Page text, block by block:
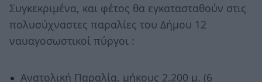
Συγκεκριμένα, και φέτος θα εγκατασταθούν στις
πολυσύχναστες παραλίες του Δήμου 12
ναυαγοσωστικοί πύργοι :
Ανατολική Παραλία, μήκους 2.200 μ. (6